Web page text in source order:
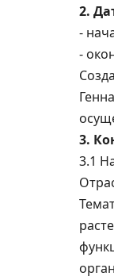
2.
-
-
3.
3.1